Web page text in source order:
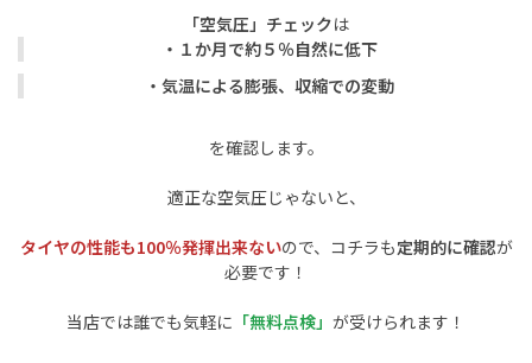
「空気圧」チェックは
・１か月で約５％自然に低下
・気温による膨張、収縮での変動
を確認します。
適正な空気圧じゃないと、
タイヤの性能も100％発揮出来ないので、コチラも定期的に確認が
必要です！
当店では誰でも気軽に 「無料点検」 が受けられます！